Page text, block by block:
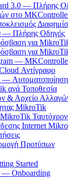
3.0 — Πλήρης
στο
— Πλήρης Οδηγός
για
για
—
Αντίγραφο
Αυτοματοποίηση
ανά Τοποθεσία
& Αρχείο
MikroTik
Internet
Προτύπων
Started
— Onboarding